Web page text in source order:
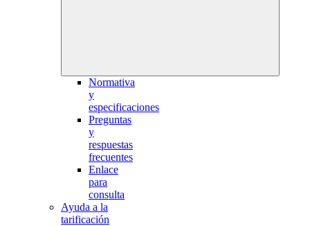
Normativa
y
especificaciones
Preguntas
y
respuestas
frecuentes
Enlace
para
consulta
Ayuda a la
tarificación